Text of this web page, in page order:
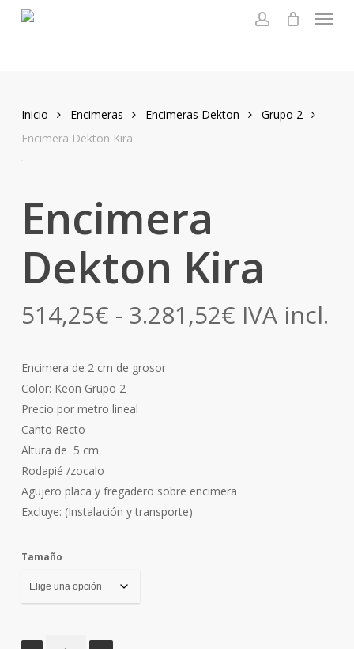
Menu
Inicio Encimeras Encimeras Dekton
Grupo 2
Encimera Dekton Kira
Encimera
Dekton Kira
514,25€ - 3.281,52€Rango
IVA incl.
Encimera de 2 cm de grosor
Color: Keon Grupo 2
Precio por metro lineal
Canto Recto
Altura de 5 cm
Rodapié /zocalo
Agujero placa y fregadero sobre encimera
Excluye: (Instalación y transporte)
Tamaño